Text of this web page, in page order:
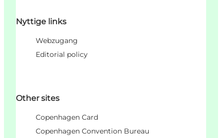
Nyttige links
Webzugang
Editorial policy
Other sites
Copenhagen Card
Copenhagen Convention Bureau